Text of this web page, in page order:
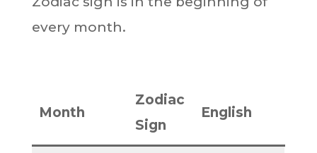
every month.
Month
Zodiac
Sign
English